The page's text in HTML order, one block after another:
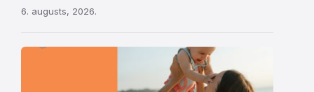
6. augusts, 2026.